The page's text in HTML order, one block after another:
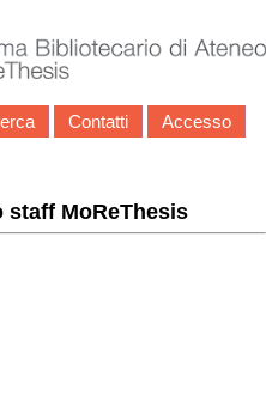
Contatti Accesso
staff MoReThesis